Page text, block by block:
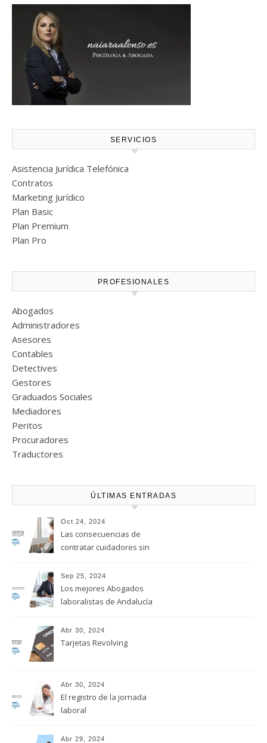
SERVICIOS
Asistencia Jurídica Telefónica
Contratos
Marketing Jurídico
Plan Basic
Plan Premium
Plan Pro
PROFESIONALES
Abogados
Administradores
Asesores
Contables
Detectives
Gestores
Graduados Sociales
Mediadores
Peritos
Procuradores
Traductores
ÚLTIMAS ENTRADAS
Oct 24, 2024
Las consecuencias de
contratar cuidadores sin
laboral
Sep 25, 2024
Los mejores Abogados
laboralistas de Andalucía
Abr 30, 2024
Tarjetas Revolving
Abr 30, 2024
El registro de la jornada
laboral
Abr 29, 2024